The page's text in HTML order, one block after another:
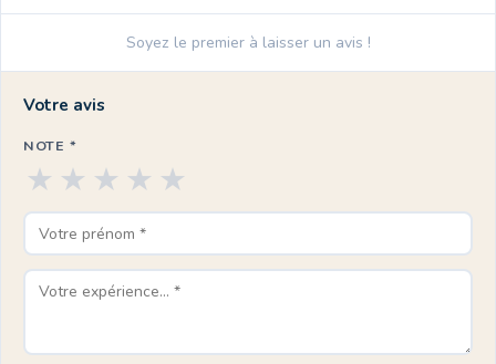
Soyez le premier à laisser un avis !
Votre avis
NOTE *
★
★
★
★
★